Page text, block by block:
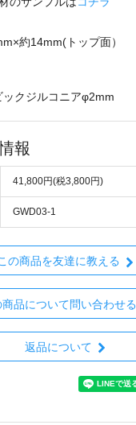
約14mm(トップ面）
ックジルコニアφ2mm
報
41,800円(税3,800円)
GWD03-1
の商品を友達に教える
商品について問い合わせる
返品について